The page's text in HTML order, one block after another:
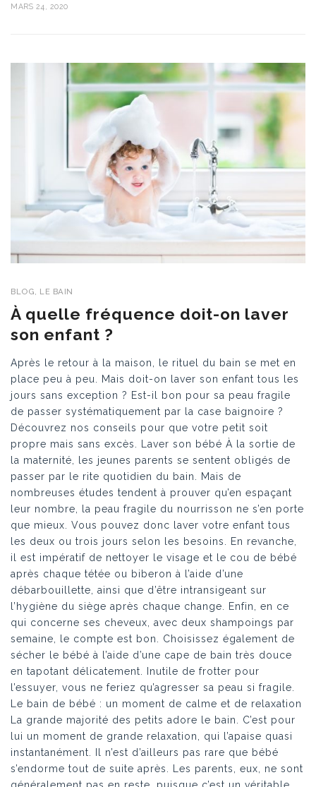
MARS 24, 2020
BLOG LE BAIN
À quelle fréquence doit-on laver
son enfant ?
Après le retour à la maison, le rituel du bain se met en
place peu à peu. Mais doit-on laver son enfant tous les
jours sans exception ? Est-il bon pour sa peau fragile
de passer systématiquement par la case baignoire ?
Découvrez nos conseils pour que votre petit soit
propre mais sans excès. Laver son bébé À la sortie de
la maternité, les jeunes parents se sentent obligés de
passer par le rite quotidien du bain. Mais de
nombreuses études tendent à prouver qu’en espaçant
leur nombre, la peau fragile du nourrisson ne s’en porte
que mieux. Vous pouvez donc laver votre enfant tous
les deux ou trois jours selon les besoins. En revanche,
il est impératif de nettoyer le visage et le cou de bébé
après chaque tétée ou biberon à l’aide d’une
débarbouillette, ainsi que d’être intransigeant sur
l’hygiène du siège après chaque change. Enfin, en ce
qui concerne ses cheveux, avec deux shampoings par
semaine, le compte est bon. Choisissez également de
sécher le bébé à l’aide d’une cape de bain très douce
en tapotant délicatement. Inutile de frotter pour
l’essuyer, vous ne feriez qu’agresser sa peau si fragile.
Le bain de bébé : un moment de calme et de relaxation
La grande majorité des petits adore le bain. C’est pour
lui un moment de grande relaxation, qui l’apaise quasi
instantanément. Il n’est d’ailleurs pas rare que bébé
s’endorme tout de suite après. Les parents, eux, ne sont